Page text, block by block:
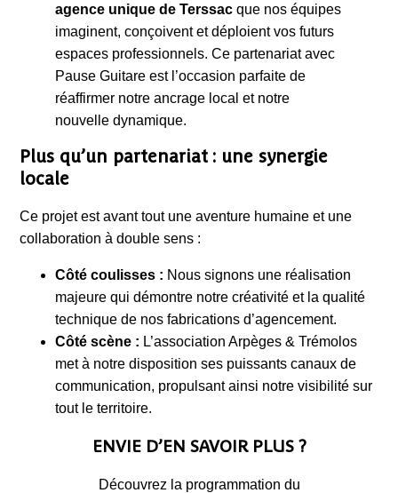
agence unique de Terssac que nos équipes
imaginent, conçoivent et déploient vos futurs
espaces professionnels. Ce partenariat avec
Pause Guitare est l’occasion parfaite de
réaffirmer notre ancrage local et notre
nouvelle dynamique.
Plus qu’un partenariat : une synergie
locale
Ce projet est avant tout une aventure humaine et une
collaboration à double sens :
Côté coulisses : Nous signons une réalisation
majeure qui démontre notre créativité et la qualité
technique de nos fabrications d’agencement.
Côté scène : L’association Arpèges & Trémolos
met à notre disposition ses puissants canaux de
communication, propulsant ainsi notre visibilité sur
tout le territoire.
ENVIE D’EN SAVOIR PLUS ?
Découvrez la programmation du